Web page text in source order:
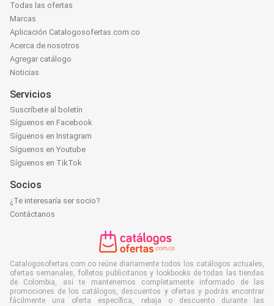
Todas las ofertas
Marcas
Aplicación Catalogosofertas.com.co
Acerca de nosotros
Agregar catálogo
Noticias
Servicios
Suscríbete al boletín
Síguenos en Facebook
Síguenos en Instagram
Síguenos en Youtube
Síguenos en TikTok
Socios
¿Te interesaría ser socio?
Contáctanos
Catalogosofertas.com.co reúne diariamente todos los catálogos actuales,
ofertas semanales, folletos publicitarios y lookbooks de todas las tiendas
de Colombia, así te mantenemos completamente informado de las
promociones de los catálogos, descuentos y ofertas y podrás encontrar
fácilmente una oferta específica, rebaja o descuento durante las